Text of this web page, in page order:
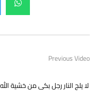
Previous Video
لا يلج النار رجل بكى من خشية